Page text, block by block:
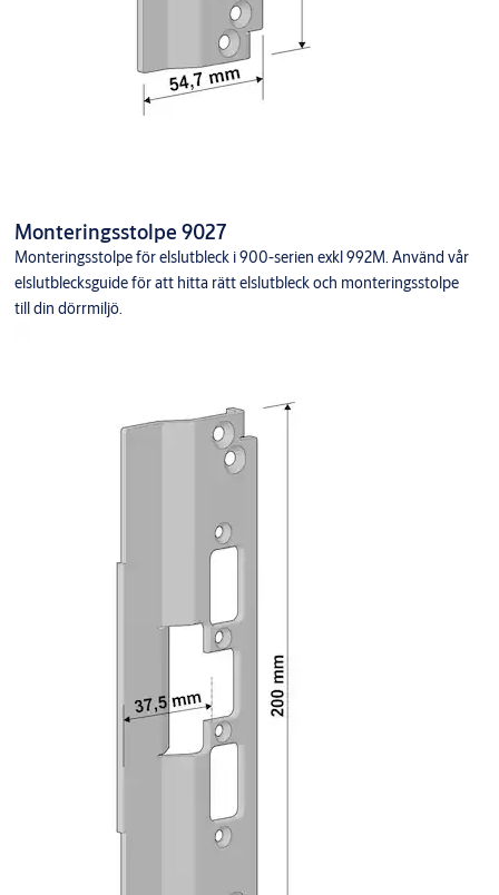
Monteringsstolpe 9027
Monteringsstolpe för elslutbleck i 900-serien exkl 992M. Använd vår
elslutblecksguide för att hitta rätt elslutbleck och monteringsstolpe
till din dörrmiljö.